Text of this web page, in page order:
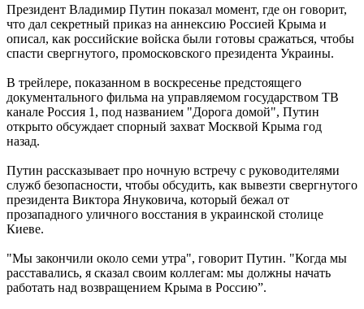
Президент Владимир Путин показал момент, где он говорит,
что дал секретный приказ на аннексию Россией Крыма и
описал, как российские войска были готовы сражаться, чтобы
спасти свергнутого, промосковского президента Украины.
В трейлере, показанном в воскресенье предстоящего
документального фильма на управляемом государством ТВ
канале Россия 1, под названием "Дорога домой", Путин
открыто обсуждает спорный захват Москвой Крыма год
назад.
Путин рассказывает про ночную встречу с руководителями
служб безопасности, чтобы обсудить, как вывезти свергнутого
президента Виктора Януковича, который бежал от
прозападного уличного восстания в украинской столице
Киеве.
"Мы закончили около семи утра", говорит Путин. "Когда мы
расставались, я сказал своим коллегам: мы должны начать
работать над возвращением Крыма в Россию”.